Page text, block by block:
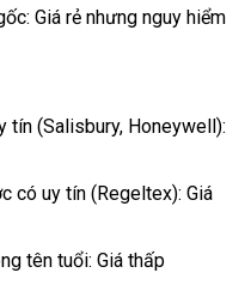
Giá rẻ nhưng nguy hiểm
tín (Salisbury, Honeywell):
có uy tín (Regeltex): Giá
tên tuổi: Giá thấp